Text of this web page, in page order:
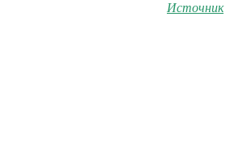
Источник